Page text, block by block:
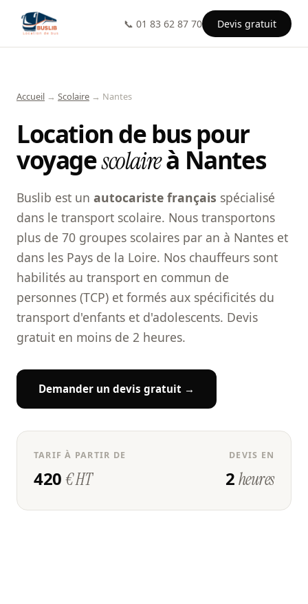
📞 01 83 62 87 70 Devis gratuit
Accueil → Scolaire → Nantes
Location de bus pour
voyagescolaireà Nantes
Buslib est un autocariste français spécialisé
dans le transport scolaire. Nous transportons
plus de 70 groupes scolaires par an à Nantes et
dans les Pays de la Loire. Nos chauffeurs sont
habilités au transport en commun de
personnes (TCP) et formés aux spécificités du
transport d'enfants et d'adolescents. Devis
gratuit en moins de 2 heures.
Demander un devis gratuit →
TARIF À PARTIR DE
420€ HT
DEVIS EN
2heures